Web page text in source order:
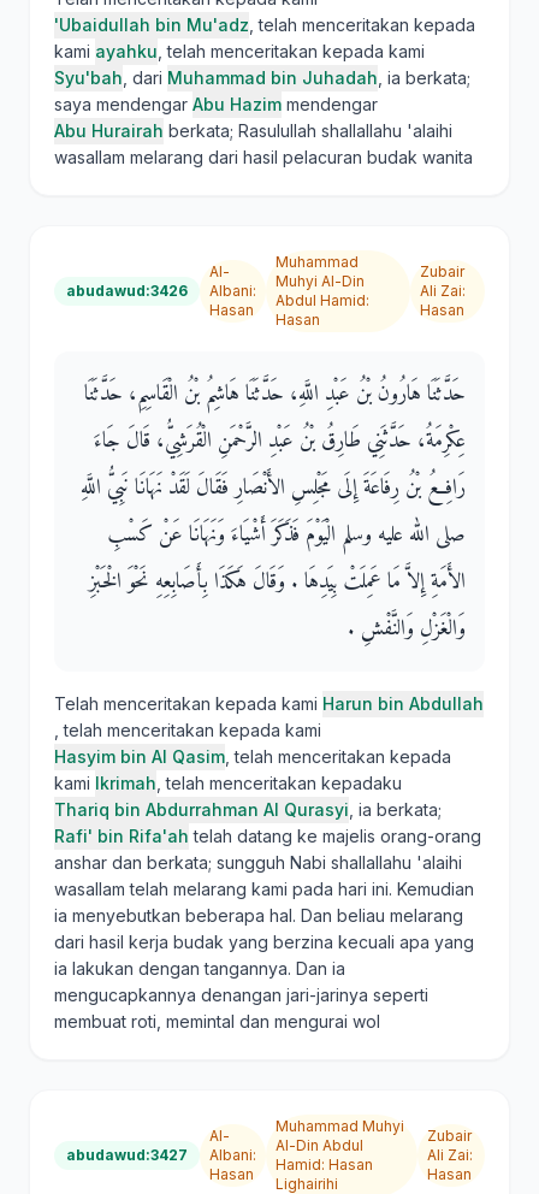
'Ubaidullah bin Mu'adz , telah menceritakan kepada
kami ayahku , telah menceritakan kepada kami
Syu'bah , dari Muhammad bin Juhadah , ia berkata;
saya mendengar Abu Hazim mendengar
Abu Hurairah berkata; Rasulullah shallallahu 'alaihi
wasallam melarang dari hasil pelacuran budak wanita
abudawud:3426
Al-
Albani:
Hasan
Muhammad
Muhyi Al-Din
Abdul Hamid:
Hasan
Zubair
Ali Zai:
Hasan
حَدَّثَنَا هَارُونُ بْنُ عَبْدِ اللَّهِ، حَدَّثَنَا هَاشِمُ بْنُ الْقَاسِمِ، حَدَّثَنَا
عِكْرِمَةُ، حَدَّثَنِي طَارِقُ بْنُ عَبْدِ الرَّحْمَنِ الْقُرَشِيُّ، قَالَ جَاءَ
رَافِعُ بْنُ رِفَاعَةَ إِلَى مَجْلِسِ الأَنْصَارِ فَقَالَ لَقَدْ نَهَانَا نَبِيُّ اللَّهِ
صلى الله عليه وسلم الْيَوْمَ فَذَكَرَ أَشْيَاءَ وَنَهَانَا عَنْ كَسْبِ
الأَمَةِ إِلاَّ مَا عَمِلَتْ بِيَدِهَا ‏.‏ وَقَالَ هَكَذَا بِأَصَابِعِهِ نَحْوَ الْخَبْزِ
وَالْغَزْلِ وَالنَّفْشِ ‏.‏
Telah menceritakan kepada kami Harun bin Abdullah
, telah menceritakan kepada kami
Hasyim bin Al Qasim , telah menceritakan kepada
kami Ikrimah , telah menceritakan kepadaku
Thariq bin Abdurrahman Al Qurasyi , ia berkata;
Rafi' bin Rifa'ah telah datang ke majelis orang-orang
anshar dan berkata; sungguh Nabi shallallahu 'alaihi
wasallam telah melarang kami pada hari ini. Kemudian
ia menyebutkan beberapa hal. Dan beliau melarang
dari hasil kerja budak yang berzina kecuali apa yang
ia lakukan dengan tangannya. Dan ia
mengucapkannya denangan jari-jarinya seperti
membuat roti, memintal dan mengurai wol
abudawud:3427
Al-
Albani:
Hasan
Muhammad Muhyi
Al-Din Abdul
Hamid: Hasan
Lighairihi
Zubair
Ali Zai:
Hasan